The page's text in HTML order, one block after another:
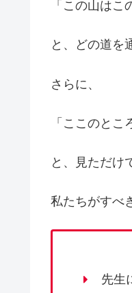
「この山はこ
と、どの道を
さらに、
「ここのと
と、見ただけ
私たちがすべ
先生